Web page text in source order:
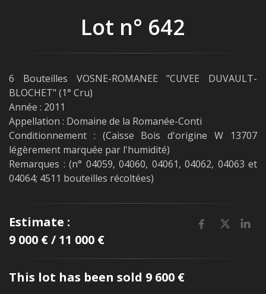
Lot n° 642
6 Bouteilles VOSNE-ROMANEE "CUVEE DUVAULT-
BLOCHET" (1° Cru)
Année : 2011
Appellation : Domaine de la Romanée-Conti
Conditionnement : (Caisse Bois d'origine W 13707
légèrement marquée par l'humidité)
Remarques : (n° 04059, 04060, 04061, 04062, 04063 et
04064; 4511 bouteilles récoltées)
Estimate :
9 000 € / 11 000 €
This lot has been sold 9 600 €